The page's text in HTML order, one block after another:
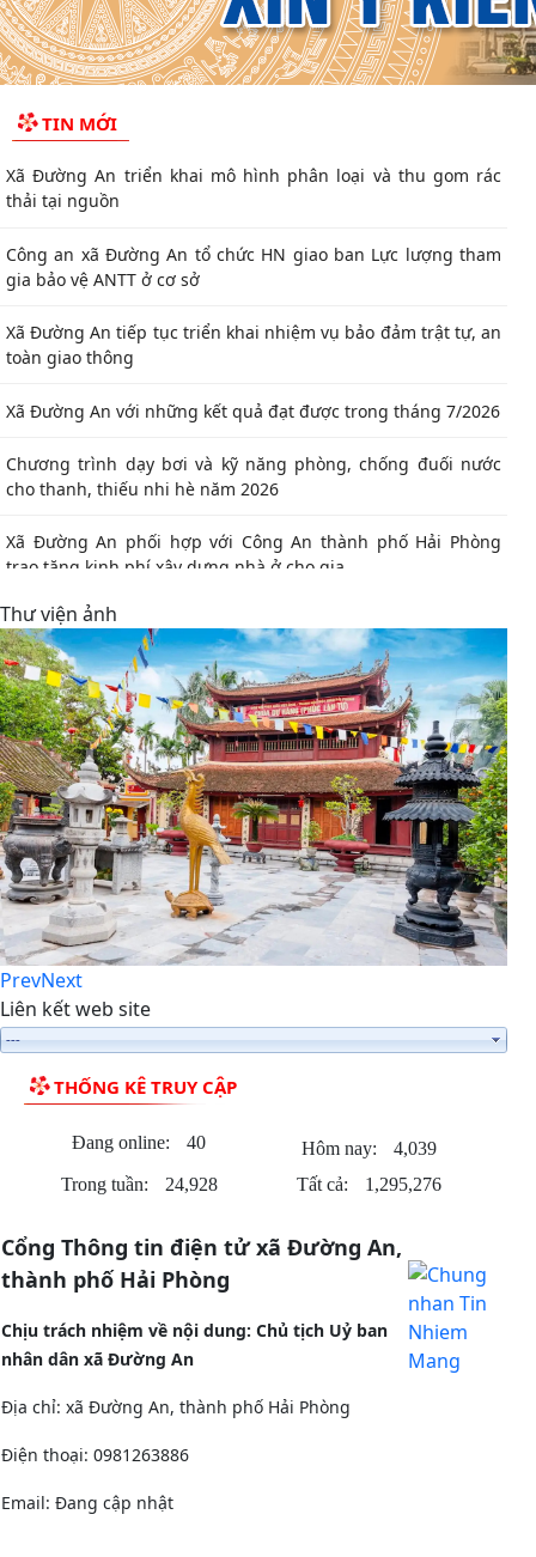
TIN MỚI
Xã Đường An triển khai mô hình phân loại và thu gom rác
thải tại nguồn
Công an xã Đường An tổ chức HN giao ban Lực lượng tham
gia bảo vệ ANTT ở cơ sở
Xã Đường An tiếp tục triển khai nhiệm vụ bảo đảm trật tự, an
toàn giao thông
Xã Đường An với những kết quả đạt được trong tháng 7/2026
Chương trình dạy bơi và kỹ năng phòng, chống đuối nước
cho thanh, thiếu nhi hè năm 2026
Xã Đường An phối hợp với Công An thành phố Hải Phòng
trao tặng kinh phí xây dựng nhà ở cho gia...
Thư viện ảnh
PrevNext
Liên kết web site
THỐNG KÊ TRUY CẬP
Đang online: 40 Hôm nay:
4,039
Trong tuần:
24,928 Tất cả: 1,295,276
Cổng Thông tin điện tử xã Đường An,
thành phố Hải Phòng
Chịu trách nhiệm về nội dung: Chủ tịch Uỷ ban
nhân dân xã Đường An
Địa chỉ: xã Đường An, thành phố Hải Phòng
Điện thoại: 0981263886
Email: Đang cập nhật